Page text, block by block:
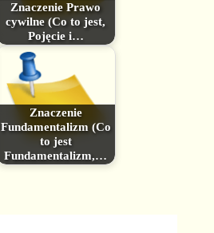
Znaczenie Prawo
cywilne (Co to jest,
Pojęcie i…
Znaczenie
Fundamentalizm (Co
to jest
Fundamentalizm,…